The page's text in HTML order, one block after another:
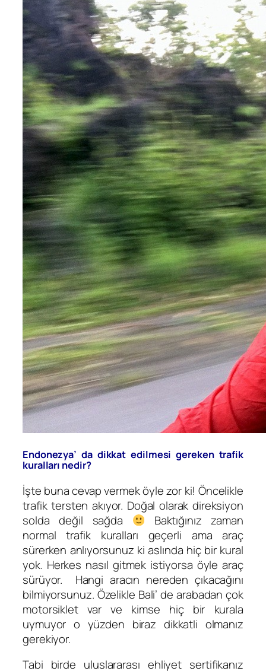
Endonezya’ da dikkat edilmesi gereken trafik
kuralları nedir?
İşte buna cevap vermek öyle zor ki! Öncelikle
trafik tersten akıyor. Doğal olarak direksiyon
solda değil sağda
Baktığınız zaman
normal trafik kuralları geçerli ama araç
sürerken anlıyorsunuz ki aslında hiç bir kural
yok. Herkes nasıl gitmek istiyorsa öyle araç
sürüyor. Hangi aracın nereden çıkacağını
bilmiyorsunuz. Özelikle Bali’ de arabadan çok
motorsiklet var ve kimse hiç bir kurala
uymuyor o yüzden biraz dikkatli olmanız
gerekiyor.
Tabi birde uluslararası ehliyet sertifikanız